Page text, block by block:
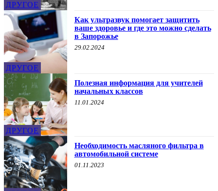
ДРУГОЕ
ДРУГОЕ
Как ультразвук помогает защитить
ваше здоровье и где это можно сделать
в Запорожье
29.02.2024
ДРУГОЕ
Полезная информация для учителей
начальных классов
11.01.2024
Необходимость масляного фильтра в
автомобильной системе
01.11.2023